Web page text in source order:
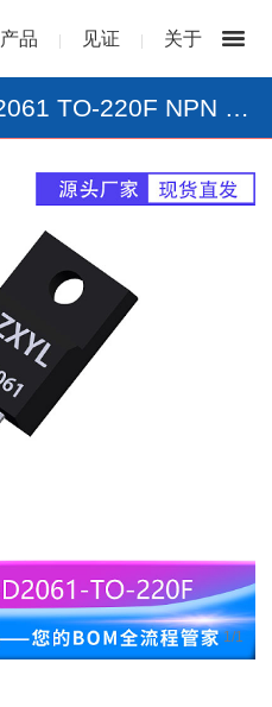
产品 | 见证 | 关于
新亿利SZXYL供应2SD2061 TO-220F NPN 功率三极管
1/1